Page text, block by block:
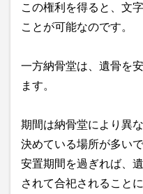
この権利を得ると、文
ことが可能なのです。
一方納骨堂は、遺骨を
ます。
期間は納骨堂により異な
決めている場所が多いで
安置期間を過ぎれば、
されて合祀されること